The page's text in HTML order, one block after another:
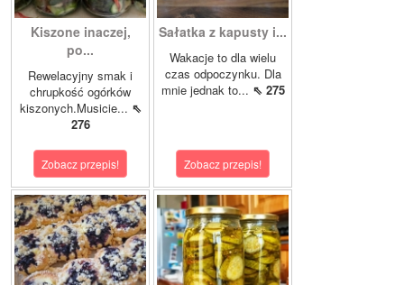
Kiszone inaczej,
po...
Rewelacyjny smak i
chrupkość ogórków
kiszonych.Musicie... ⇖
276
Zobacz przepis!
Sałatka z kapusty i...
Wakacje to dla wielu
czas odpoczynku. Dla
mnie jednak to... ⇖ 275
Zobacz przepis!